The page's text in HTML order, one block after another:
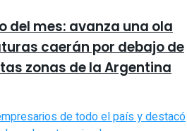
del mes: avanza una ola
caerán por debajo de
zonas de la Argentina